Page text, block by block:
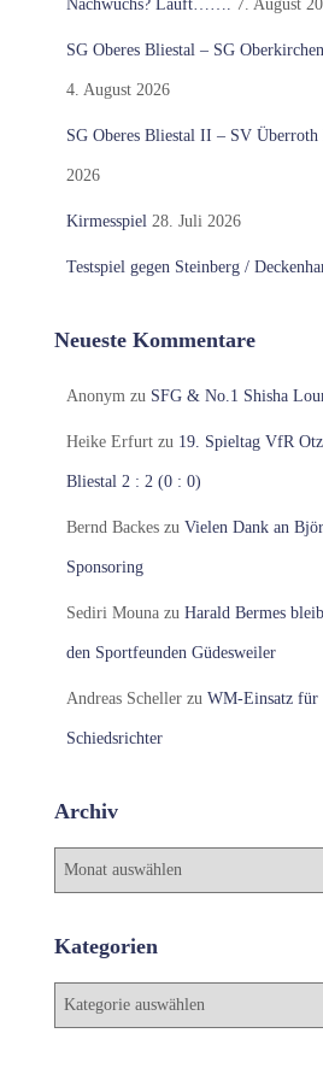
Nachwuchs? Läuft……. 7. August
SG Oberes Bliestal – SG
4. August 2026
SG Oberes Bliestal II – SV
2026
Kirmesspiel 28. Juli 2026
Testspiel gegen Steinberg /
Neueste Kommentare
Anonym zu SFG & No.1 Shisha
Heike Erfurt zu 19. Spieltag VfR
Bliestal 2 : 2 (0 : 0)
Bernd Backes zu Vielen Dank an
Sponsoring
Sediri Mouna zu Harald Bermes
den Sportfeunden Güdesweiler
Andreas Scheller zu WM-Einsatz für
Schiedsrichter
Archiv
A
h
Kategorien
K